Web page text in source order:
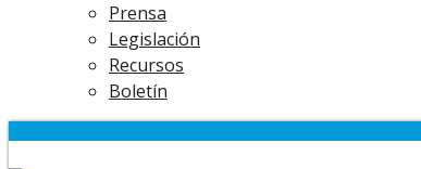
Prensa
Legislación
Recursos
Boletín